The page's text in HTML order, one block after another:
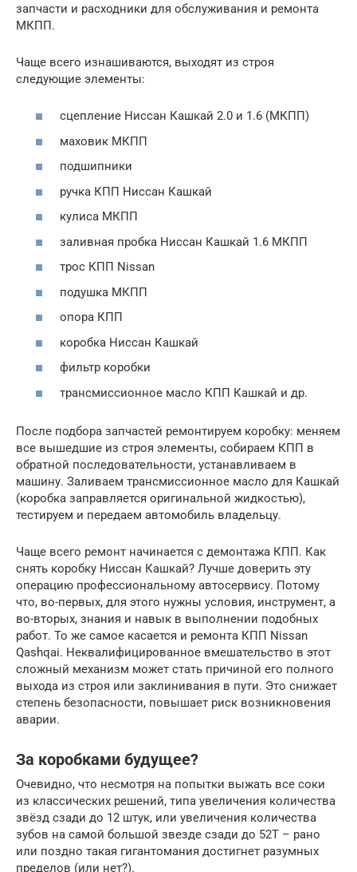
запчасти и расходники для обслуживания и ремонта
МКПП.
Чаще всего изнашиваются, выходят из строя
следующие элементы:
сцепление Ниссан Кашкай 2.0 и 1.6 (МКПП)
маховик МКПП
подшипники
ручка КПП Ниссан Кашкай
кулиса МКПП
заливная пробка Ниссан Кашкай 1.6 МКПП
трос КПП Nissan
подушка МКПП
опора КПП
коробка Ниссан Кашкай
фильтр коробки
трансмиссионное масло КПП Кашкай и др.
После подбора запчастей ремонтируем коробку: меняем
все вышедшие из строя элементы, собираем КПП в
обратной последовательности, устанавливаем в
машину. Заливаем трансмиссионное масло для Кашкай
(коробка заправляется оригинальной жидкостью),
тестируем и передаем автомобиль владельцу.
Чаще всего ремонт начинается с демонтажа КПП. Как
снять коробку Ниссан Кашкай? Лучше доверить эту
операцию профессиональному автосервису. Потому
что, во-первых, для этого нужны условия, инструмент, а
во-вторых, знания и навык в выполнении подобных
работ. То же самое касается и ремонта КПП Nissan
Qashqai. Неквалифицированное вмешательство в этот
сложный механизм может стать причиной его полного
выхода из строя или заклинивания в пути. Это снижает
степень безопасности, повышает риск возникновения
аварии.
За коробками будущее?
Очевидно, что несмотря на попытки выжать все соки
из классических решений, типа увеличения количества
звёзд сзади до 12 штук, или увеличения количества
зубов на самой большой звезде сзади до 52Т – рано
или поздно такая гигантомания достигнет разумных
пределов (или нет?).